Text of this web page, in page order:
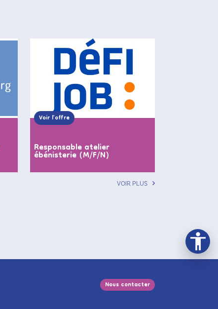
Voir l’offre
Responsable atelier
ébénisterie (M/F/N)
VOIR PLUS
Nous contacter